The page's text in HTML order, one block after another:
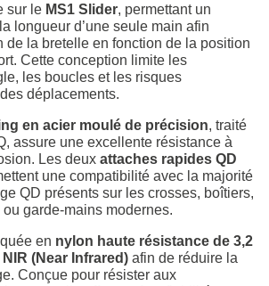
sur le MS1 Slider, permettant un
longueur d’une seule main afin
de la bretelle en fonction de la position
Cette conception limite les
les boucles et les risques
déplacements.
en acier moulé de précision, traité
assure une excellente résistance à
Les deux attaches rapides QD
une compatibilité avec la majorité
QD présents sur les crosses, boîtiers,
garde-mains modernes.
en nylon haute résistance de 3,2
NIR (Near Infrared) afin de réduire la
Conçue pour résister aux